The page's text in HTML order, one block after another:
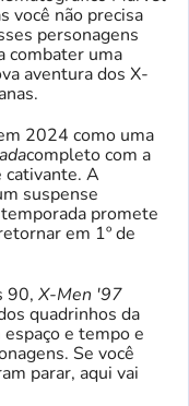
você não precisa
personagens
combater uma
aventura dos X-
2024 como uma
completo com a
cativante. A
suspense
promete
em 1º de
90, X-Men '97
quadrinhos da
e tempo e
Se você
parar, aqui vai